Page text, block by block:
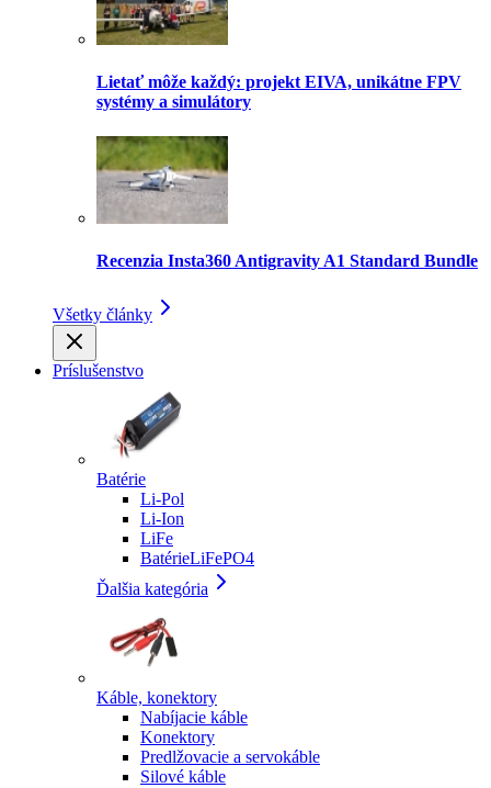
Lietať môže každý: projekt EIVA, unikátne FPV
systémy a simulátory
Recenzia Insta360 Antigravity A1 Standard Bundle
Všetky články
Príslušenstvo
Batérie
Li-Pol
Li-Ion
LiFe
BatérieLiFePO4
Ďalšia kategória
Káble, konektory
Nabíjacie káble
Konektory
Predlžovacie a servokáble
Silové káble